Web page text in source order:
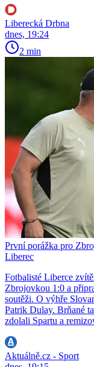
Liberecká Drbna
dnes, 19:24
2 min
První porážka pro
Liberec
Fotbalisté Liberce
Zbrojovkou 1:0 a
soutěži. O výhře
Patrik Dulay. Brňané
zdolali Spartu a
Aktuálně.cz - Sport